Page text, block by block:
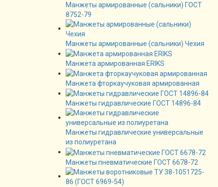
Манжеты армированные (сальники) ГОСТ
8752-79
Манжеты армированные (сальники) Чехия
Манжета армированная ERIKS
Манжета фторкаучуковая армированная
Манжеты гидравлические ГОСТ 14896-84
Манжеты гидравлические универсальные
из полиуретана
Манжеты пневматические ГОСТ 6678-72